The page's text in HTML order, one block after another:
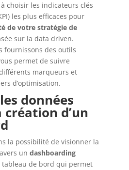
choisir les indicateurs clés
les plus efficaces pour
de votre stratégie de
sur la data driven.
fournissons des outils
permet de suivre
marqueurs et
d’optimisation.
données
création d’un
la possibilité de visionner la
un dashboarding
de bord qui permet